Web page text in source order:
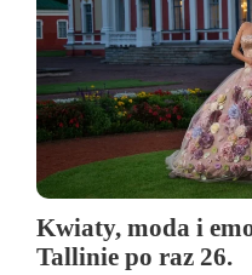
Kwiaty, moda i
Tallinie po raz 26.